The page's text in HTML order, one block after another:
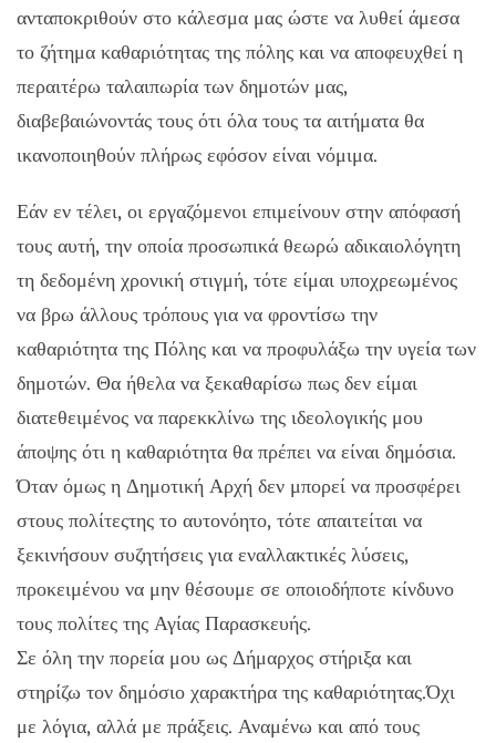
ανταποκριθούν στο κάλεσμα μας ώστε να λυθεί άμεσα
το ζήτημα καθαριότητας της πόλης και να αποφευχθεί η
περαιτέρω ταλαιπωρία των δημοτών μας,
διαβεβαιώνοντάς τους ότι όλα τους τα αιτήματα θα
ικανοποιηθούν πλήρως εφόσον είναι νόμιμα.
Εάν εν τέλει, οι εργαζόμενοι επιμείνουν στην απόφασή
τους αυτή, την οποία προσωπικά θεωρώ αδικαιολόγητη
τη δεδομένη χρονική στιγμή, τότε είμαι υποχρεωμένος
να βρω άλλους τρόπους για να φροντίσω την
καθαριότητα της Πόλης και να προφυλάξω την υγεία των
δημοτών. Θα ήθελα να ξεκαθαρίσω πως δεν είμαι
διατεθειμένος να παρεκκλίνω της ιδεολογικής μου
άποψης ότι η καθαριότητα θα πρέπει να είναι δημόσια.
Όταν όμως η Δημοτική Αρχή δεν μπορεί να προσφέρει
στους πολίτεςτης το αυτονόητο, τότε απαιτείται να
ξεκινήσουν συζητήσεις για εναλλακτικές λύσεις,
προκειμένου να μην θέσουμε σε οποιοδήποτε κίνδυνο
τους πολίτες της Αγίας Παρασκευής.
Σε όλη την πορεία μου ως Δήμαρχος στήριξα και
στηρίζω τον δημόσιο χαρακτήρα της καθαριότητας.Όχι
με λόγια, αλλά με πράξεις. Αναμένω και από τους